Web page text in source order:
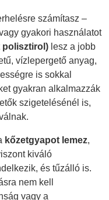
számítasz –
gyakori használatot
polisztirol) lesz a jobb
vízlepergető anyag,
is sokkal
gyakran alkalmazzák
szigetelésénél is,
kőzetgyapot lemez,
kiváló
és tűzálló is.
nem kell
vagy a